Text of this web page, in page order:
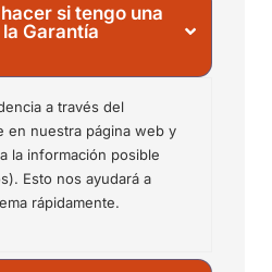
si tengo una
Garantía
a través del
en nuestra página web y
la información posible
Esto nos ayudará a
rápidamente.